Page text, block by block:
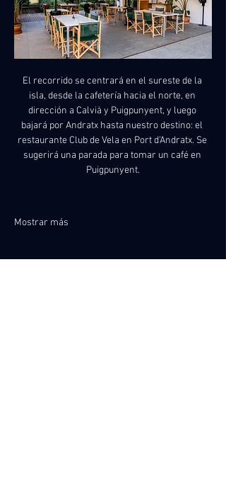
El recorrido se centrará en el sureste de la
isla, desde la cafetería hacia el norte, en
dirección a Calvià y Puigpunyent, y luego
bajará por Andratx hasta nuestro destino: el
restaurante Club de Vela en Port d'Andratx. Se
sugerirá una parada para tomar un café en
Puigpunyent.
Mostrar más